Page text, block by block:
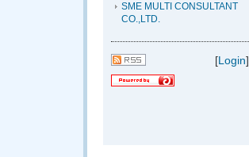
SME MULTI CONSULTANT
CO.,LTD.
[Login]